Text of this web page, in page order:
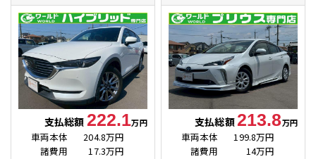
支払総額 222.1万円
車両本体
204.8万円
諸費用
17.3万円
支払総額213.8万円
車両本体
199.8万円
諸費用
14万円